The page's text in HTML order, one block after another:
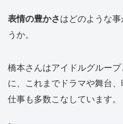
表情の豊かさはどのような
うか。
橋本さんはアイドルグルー
に、これまでドラマや舞台
仕事も多数こなしています。